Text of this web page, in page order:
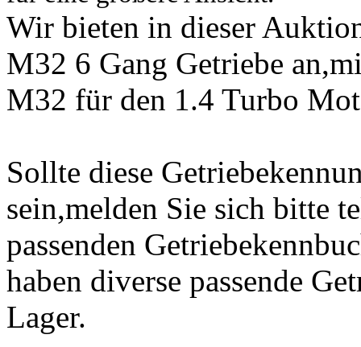
Wir bieten in dieser
M32 6 Gang Getriebe
M32 für den 1.4 Turbo
Sollte diese
sein,melden Sie sich bitte
passenden
haben diverse passende
Lager.